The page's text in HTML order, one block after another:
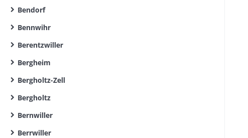
Bendorf
Bennwihr
Berentzwiller
Bergheim
Bergholtz-Zell
Bergholtz
Bernwiller
Berrwiller